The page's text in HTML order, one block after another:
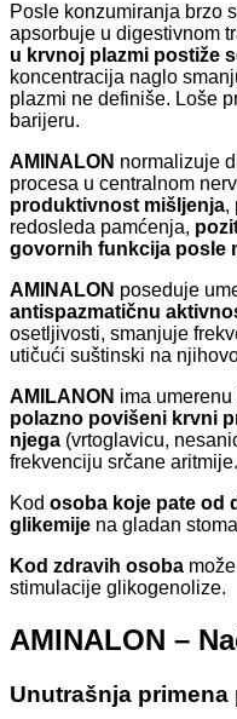
Posle konzumiranja brzo
apsorbuje u digestivnom
u krvnoj plazmi postiže
koncentracija naglo
plazmi ne definiše. Loše
barijeru.
AMINALON normalizuje
procesa u centralnom
produktivnost mišljenja,
redosleda pamćenja,
govornih funkcija posle
AMINALON poseduje
antispazmatičnu
osetljivosti, smanjuje
utičući suštinski na
AMILANON ima
polazno povišeni krvni
njega (vrtoglavicu,
frekvenciju srčane aritmije.
Kod osoba koje pate od
glikemije na gladan
Kod zdravih osoba
stimulacije glikogenolize.
AMINALON –
Unutrašnja primena